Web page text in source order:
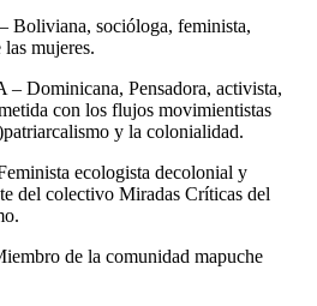
socióloga, feminista,
mujeres.
Dominicana, Pensadora, activista,
con los flujos movimientistas
y la colonialidad.
ecologista decolonial y
del colectivo Miradas Críticas del
de la comunidad mapuche